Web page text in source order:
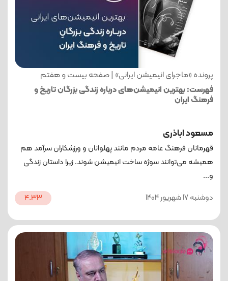
پرونده «ماجرای انیمیشن ایرانی» | صفحه بیست و هفتم
فهرست: بهترین انیمیشن‌های درباره زندگی بزرگان تاریخ و
فرهنگ ایران
مسعود اباذری
قهرمانان فرهنگ عامه مردم مانند پهلوانان و ورزشکاران سرآمد هم
همیشه می‌توانند سوژه ساخت انیمیشن شوند. زیرا داستان زندگی
و...
دوشنبه 17 شهریور 1404
4.33